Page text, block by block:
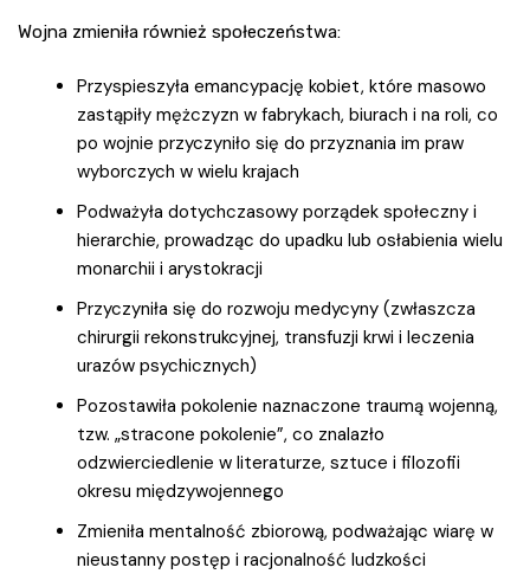
Wojna zmieniła również społeczeństwa:
Przyspieszyła emancypację kobiet, które masowo
zastąpiły mężczyzn w fabrykach, biurach i na roli, co
po wojnie przyczyniło się do przyznania im praw
wyborczych w wielu krajach
Podważyła dotychczasowy porządek społeczny i
hierarchie, prowadząc do upadku lub osłabienia wielu
monarchii i arystokracji
Przyczyniła się do rozwoju medycyny (zwłaszcza
chirurgii rekonstrukcyjnej, transfuzji krwi i leczenia
urazów psychicznych)
Pozostawiła pokolenie naznaczone traumą wojenną,
tzw. „stracone pokolenie”, co znalazło
odzwierciedlenie w literaturze, sztuce i filozofii
okresu międzywojennego
Zmieniła mentalność zbiorową, podważając wiarę w
nieustanny postęp i racjonalność ludzkości